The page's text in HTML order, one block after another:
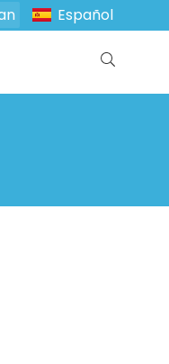
Español